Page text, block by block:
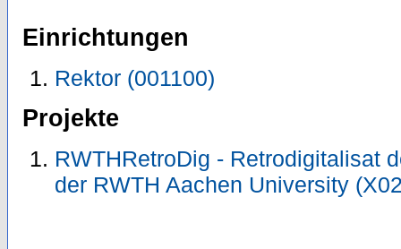
Einrichtungen
Rektor (001100)
Projekte
RWTHRetroDig - Retrodigitalisat
der RWTH Aachen University